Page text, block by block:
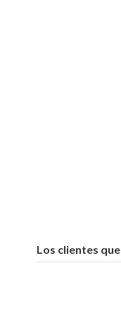
Los clientes